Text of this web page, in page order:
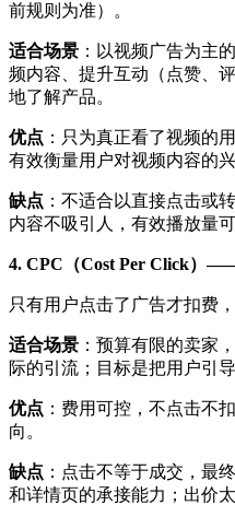
前规则为准）。
适合场景 ：以视频广告为主
频内容、提升互动（点赞、
地了解产品。
优点 ：只为真正看了视频的
有效衡量用户对视频内容的兴
缺点 ：不适合以直接点击或
内容不吸引人，有效播放量可
4. CPC（Cost Per Click）
只有用户点击了广告才扣费
适合场景 ：预算有限的卖家
际的引流；目标是把用户引
优点 ：费用可控，不点击不
向。
缺点 ：点击不等于成交，最
和详情页的承接能力；出价